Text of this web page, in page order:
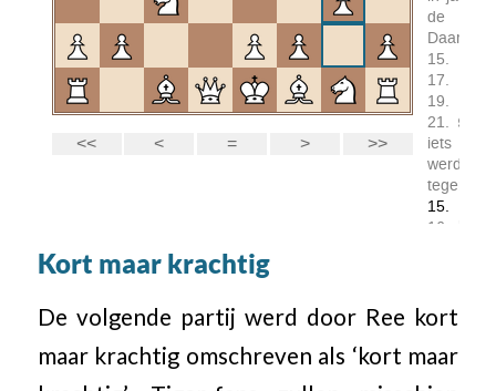
Kort maar krachtig
De volgende partij werd door Ree kort
maar krachtig omschreven als ‘kort maar